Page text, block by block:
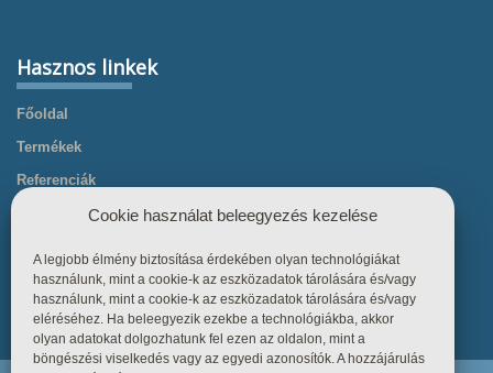
Hasznos linkek
Főoldal
Termékek
Referenciák
Kapcsolat
Cookie használat beleegyezés kezelése
A legjobb élmény biztosítása érdekében olyan technológiákat
használunk, mint a cookie-k az eszközadatok tárolására és/vagy
használunk, mint a cookie-k az eszközadatok tárolására és/vagy
eléréséhez. Ha beleegyezik ezekbe a technológiákba, akkor
olyan adatokat dolgozhatunk fel ezen az oldalon, mint a
böngészési viselkedés vagy az egyedi azonosítók. A hozzájárulás